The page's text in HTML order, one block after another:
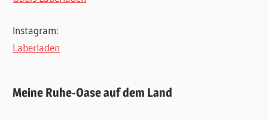
Instagram:
Laberladen
Meine Ruhe-Oase auf dem Land